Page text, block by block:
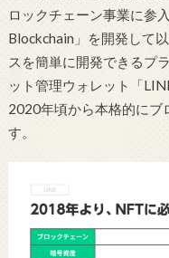
ロックチェーン事業に参
Blockchain」を開発して
スを簡単に開発できるプ
ット管理ウォレット「
2020年頃から本格的にブ
す。